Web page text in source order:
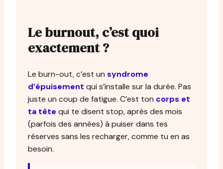
Le burnout, c’est quoi
exactement ?
Le burn-out, c’est un syndrome
d’épuisement qui s’installe sur la durée. Pas
juste un coup de fatigue. C’est ton corps et
ta tête qui te disent stop, après des mois
(parfois des années) à puiser dans tes
réserves sans les recharger, comme tu en as
besoin.